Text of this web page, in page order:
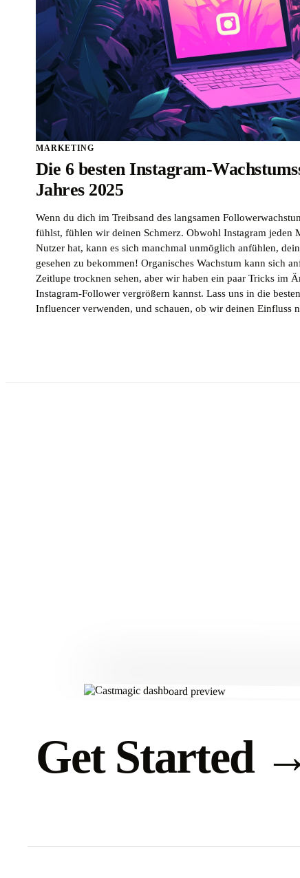
MARKETING
Die 6 besten Instagram-
Jahres 2025
Wenn du dich im Treibsand des langsamen
fühlst, fühlen wir deinen Schmerz. Obwohl Instagram jeden
Nutzer hat, kann es sich manchmal unmöglich anfühlen,
gesehen zu bekommen! Organisches Wachstum kann sich
Zeitlupe trocknen sehen, aber wir haben ein paar Tricks im
Instagram-Follower vergrößern kannst. Lass uns in die
Influencer verwenden, und schauen, ob wir deinen Einfluss
Get Started